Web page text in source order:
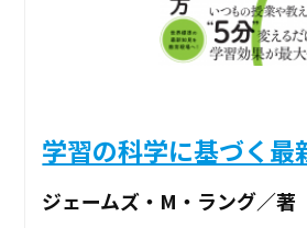
学習の科学に基づく最
ジェームズ・M・ラング／